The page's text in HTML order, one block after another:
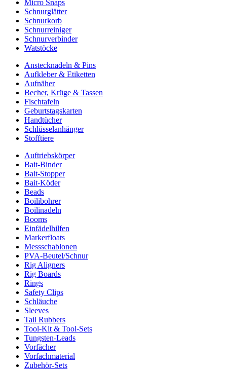
Micro Snaps
Schnurglätter
Schnurkorb
Schnurreiniger
Schnurverbinder
Watstöcke
Anstecknadeln & Pins
Aufkleber & Etiketten
Aufnäher
Becher, Krüge & Tassen
Fischtafeln
Geburtstagskarten
Handtücher
Schlüsselanhänger
Stofftiere
Auftriebskörper
Bait-Binder
Bait-Stopper
Bait-Köder
Beads
Boilibohrer
Boilinadeln
Booms
Einfädelhilfen
Markerfloats
Messschablonen
PVA-Beutel/Schnur
Rig Aligners
Rig Boards
Rings
Safety Clips
Schläuche
Sleeves
Tail Rubbers
Tool-Kit & Tool-Sets
Tungsten-Leads
Vorfächer
Vorfachmaterial
Zubehör-Sets